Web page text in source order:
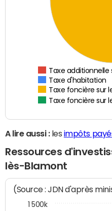
Taxe additionnelle
Taxe d'habitation
Taxe foncière sur
Taxe foncière sur
A lire aussi :les impôts
Ressources
lès-Blamont
(Source : JDN d'après
1 500k